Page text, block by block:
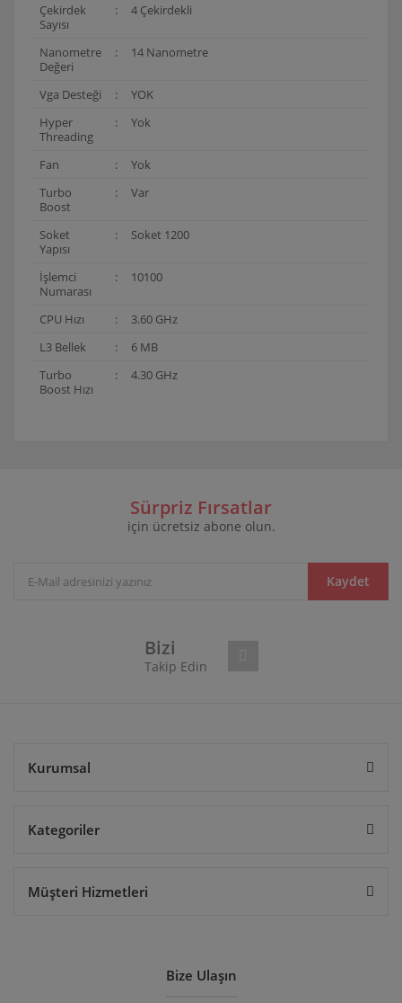
Çekirdek
Sayısı
: 4 Çekirdekli
Nanometre
Değeri
: 14 Nanometre
Vga Desteği :
YOK
Hyper
Threading
: Yok
Fan :
Yok
Turbo
Boost
: Var
Soket
Yapısı
: Soket 1200
İşlemci
Numarası
: 10100
CPU Hızı :
3.60 GHz
L3 Bellek
:
6 MB
Turbo
Boost Hızı
: 4.30 GHz
Yorum Yaz
Ürün resmi kalitesiz, bozuk veya görüntülenemiyor.
Ürün bilgilerinde hatalar bulunuyor.
Sürpriz Fırsatlar
için ücretsiz abone olun.
Kaydet
Bizi
Takip Edin
Kurumsal
Kategoriler
Müşteri Hizmetleri
Bize Ulaşın